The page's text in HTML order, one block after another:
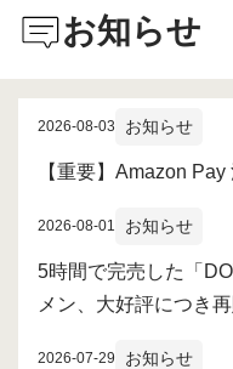
過ぎるのは苦手かもという方には
マイルドで食べやすい変化が逆に
いると思います。
お知らせ
2026-08-03 お知らせ
【重要】Amazon
2026-08-01 お知らせ
5時間で完売した「
メン、大好評につき再
2026-07-29 お知らせ